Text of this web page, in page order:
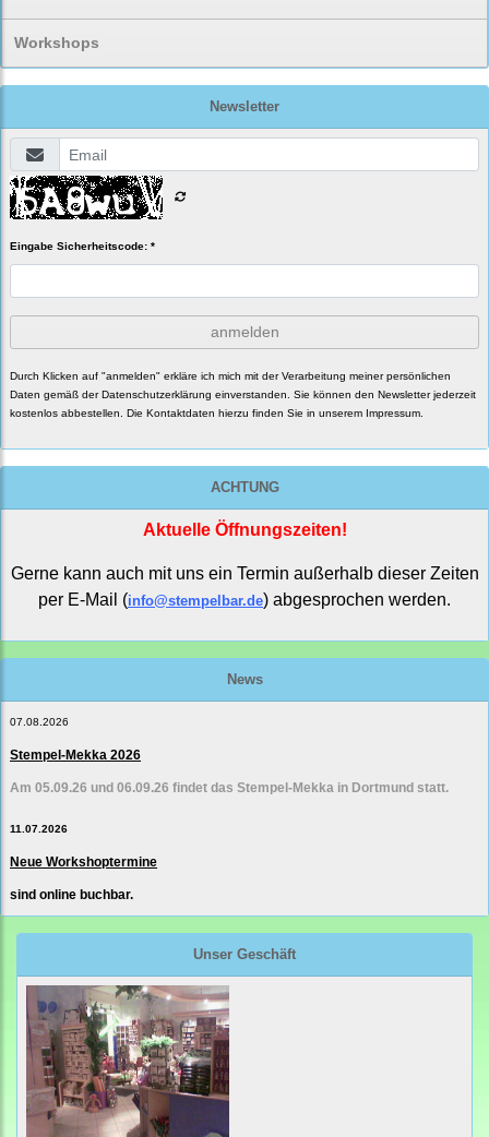
Workshops
Newsletter
Eingabe Sicherheitscode: *
anmelden
Durch Klicken auf "anmelden" erkläre ich mich mit der Verarbeitung meiner persönlichen
Daten gemäß der Datenschutzerklärung einverstanden. Sie können den Newsletter jederzeit
kostenlos abbestellen. Die Kontaktdaten hierzu finden Sie in unserem Impressum.
ACHTUNG
Aktuelle Öffnungszeiten!
Gerne kann auch mit uns ein Termin außerhalb dieser Zeiten
per E-Mail (info@stempelbar.de) abgesprochen werden.
News
07.08.2026
Stempel-Mekka 2026
Am 05.09.26 und 06.09.26 findet das Stempel-Mekka in Dortmund statt.
11.07.2026
Neue Workshoptermine
sind online buchbar.
Unser Geschäft